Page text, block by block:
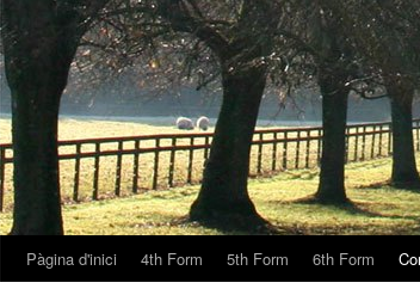
VésPàgina d'inici 4th Form 5th Form 6th Form